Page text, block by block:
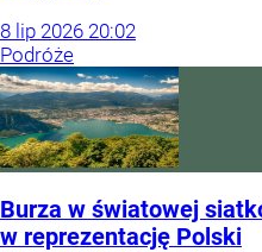
8 lip 2026 20:02
Podróże
Burza w światowej
w reprezentację Polski